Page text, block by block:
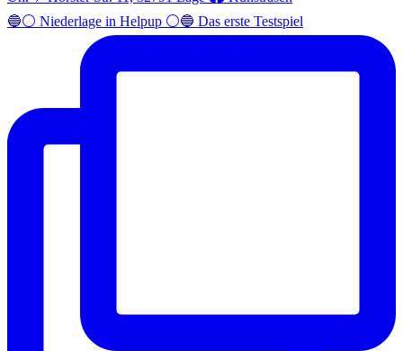
🔵⚪️ Niederlage in Helpup ⚪️🔵 Das erste Testspiel